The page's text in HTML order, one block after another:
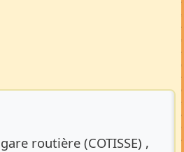
l’annonce
routière (COTISSE) ,